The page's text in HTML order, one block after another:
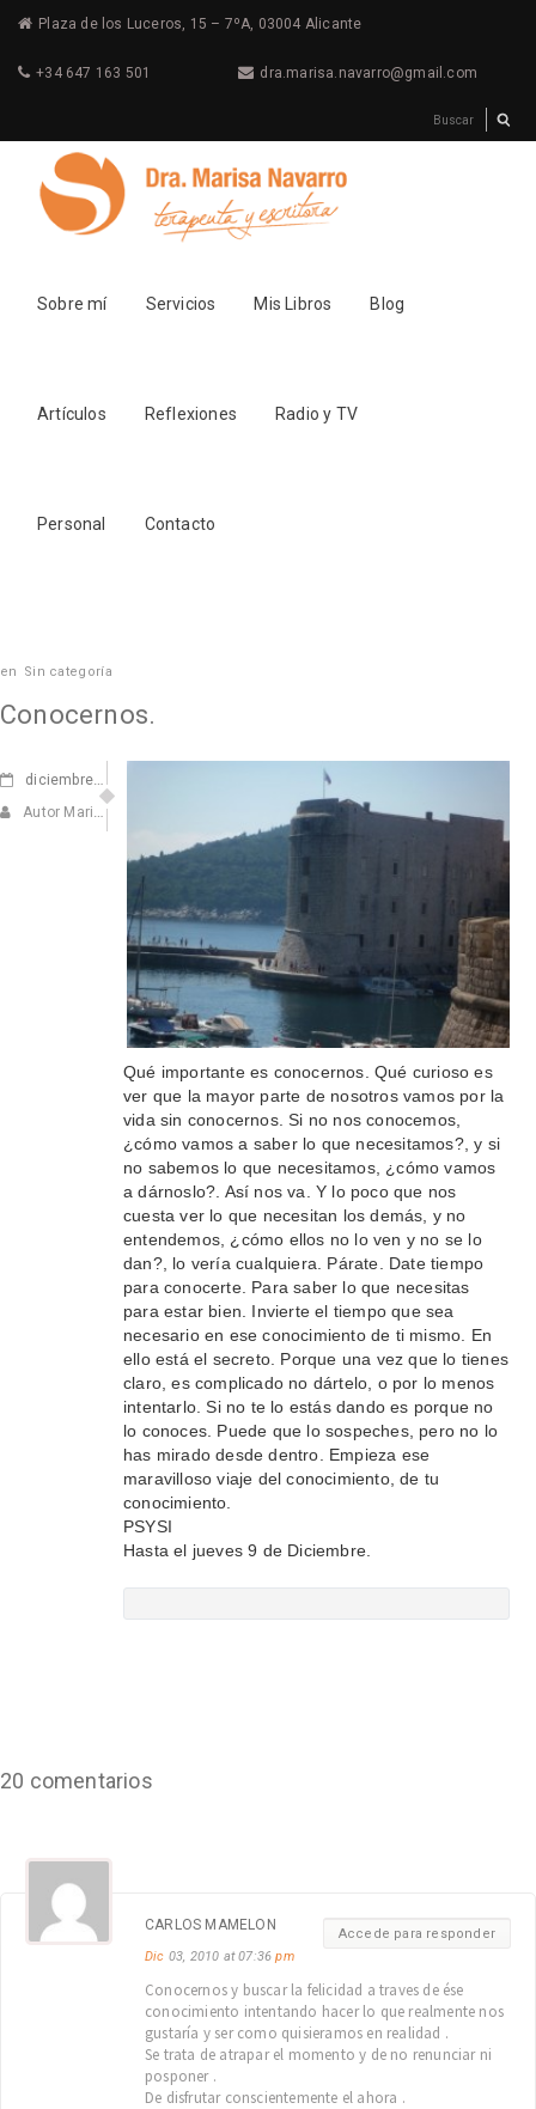
Plaza de los Luceros, 15 – 7ºA, 03004 Alicante
+34 647 163 501 dra.marisa.navarro@gmail.com
Sobre mí Servicios Mis Libros Blog
Artículos Reflexiones Radio y TV
Personal Contacto
en Sin categoría
Conocernos.
diciembre03, 2010
Autor Marisa Navarro
Qué importante es conocernos. Qué curioso es
ver que la mayor parte de nosotros vamos por la
vida sin conocernos. Si no nos conocemos,
¿cómo vamos a saber lo que necesitamos?, y si
no sabemos lo que necesitamos, ¿cómo vamos
a dárnoslo?. Así nos va. Y lo poco que nos
cuesta ver lo que necesitan los demás, y no
entendemos, ¿cómo ellos no lo ven y no se lo
dan?, lo vería cualquiera. Párate. Date tiempo
para conocerte. Para saber lo que necesitas
para estar bien. Invierte el tiempo que sea
necesario en ese conocimiento de ti mismo. En
ello está el secreto. Porque una vez que lo tienes
claro, es complicado no dártelo, o por lo menos
intentarlo. Si no te lo estás dando es porque no
lo conoces. Puede que lo sospeches, pero no lo
has mirado desde dentro. Empieza ese
maravilloso viaje del conocimiento, de tu
conocimiento.
PSYSI
Hasta el jueves 9 de Diciembre.
20 comentarios
Accede para responder
CARLOS MAMELON
Dic 03, 2010 at 07:36pm
Conocernos y buscar la felicidad a traves de ése
conocimiento intentando hacer lo que realmente nos
gustaría y ser como quisieramos en realidad .
Se trata de atrapar el momento y de no renunciar ni
posponer .
De disfrutar conscientemente el ahora .